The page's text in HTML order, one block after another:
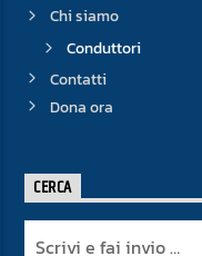
Chi siamo
Conduttori
Contatti
Dona ora
CERCA